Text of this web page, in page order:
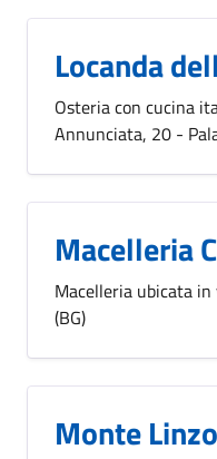
Locanda
Osteria con cucina
Annunciata, 20 -
Macelleria
Macelleria ubicata
(BG)
Monte